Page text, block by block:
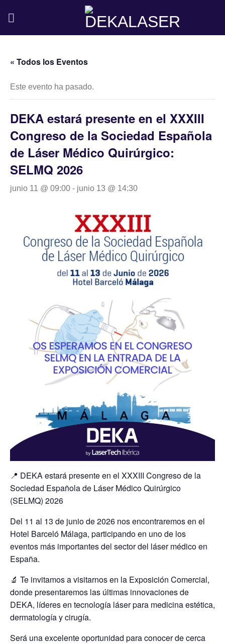
« Todos los Eventos
Este evento ha pasado.
DEKA estará presente en el XXXIII
Congreso de la Sociedad Española
de Láser Médico Quirúrgico:
SELMQ 2026
junio 11 @ 09:00 - junio 13 @ 14:30
📍 DEKA estará presente en el XXXIII Congreso de la
Sociedad Española de Láser Médico Quirúrgico
(SELMQ) 2026
Del 11 al 13 de junio de 2026 nos encontraremos en el
Hotel Barceló Málaga, participando en uno de los
eventos más importantes del sector del láser médico en
España.
🔬 Te invitamos a visitarnos en la Exposición Comercial,
donde presentaremos las últimas innovaciones de
DEKA, líderes en tecnología láser para medicina estética,
dermatología y cirugía.
Será una excelente oportunidad para conocer de cerca